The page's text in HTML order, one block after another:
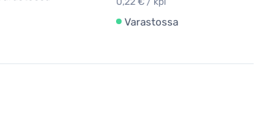
Varastossa